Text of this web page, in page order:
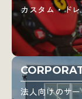
カスタム・ド
法人向けのサー